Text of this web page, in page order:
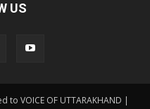
US
VOICE OF UTTARAKHAND |